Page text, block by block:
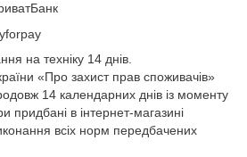
на техніку 14 днів.
«Про захист прав споживачів»
14 календарних днів із моменту
придбані в інтернет-магазині
всіх норм передбачених